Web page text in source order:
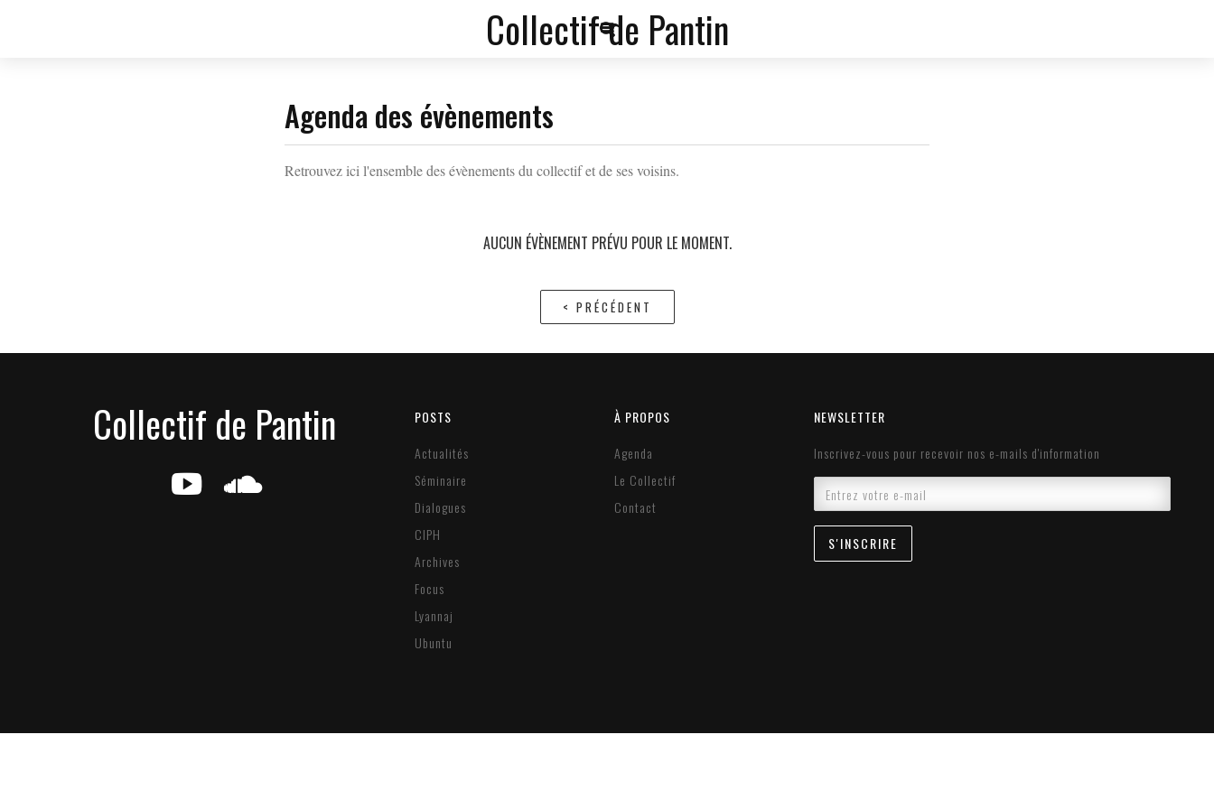
a
Collectif de Pantin
f
Agenda des évènements
Retrouvez ici l'ensemble des évènements du collectif et de ses voisins.
AUCUN ÉVÈNEMENT PRÉVU POUR LE MOMENT.
< PRÉCÉDENT
Collectif de Pantin
g e
POSTS
Actualités
Séminaire
Dialogues
CIPH
Archives
Focus
Lyannaj
Ubuntu
À PROPOS
Agenda
Le Collectif
Contact
NEWSLETTER
Inscrivez-vous pour recevoir nos e-mails d'information